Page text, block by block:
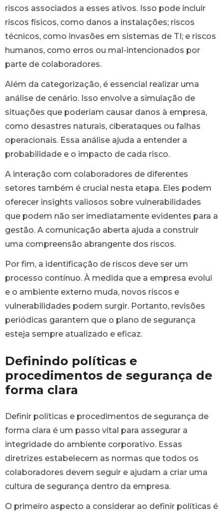
riscos associados a esses ativos. Isso pode incluir
riscos físicos, como danos a instalações; riscos
técnicos, como invasões em sistemas de TI; e riscos
humanos, como erros ou mal-intencionados por
parte de colaboradores.
Além da categorização, é essencial realizar uma
análise de cenário. Isso envolve a simulação de
situações que poderiam causar danos à empresa,
como desastres naturais, ciberataques ou falhas
operacionais. Essa análise ajuda a entender a
probabilidade e o impacto de cada risco.
A interação com colaboradores de diferentes
setores também é crucial nesta etapa. Eles podem
oferecer insights valiosos sobre vulnerabilidades
que podem não ser imediatamente evidentes para a
gestão. A comunicação aberta ajuda a construir
uma compreensão abrangente dos riscos.
Por fim, a identificação de riscos deve ser um
processo contínuo. À medida que a empresa evolui
e o ambiente externo muda, novos riscos e
vulnerabilidades podem surgir. Portanto, revisões
periódicas garantem que o plano de segurança
esteja sempre atualizado e eficaz.
Definindo políticas e
procedimentos de segurança de
forma clara
Definir políticas e procedimentos de segurança de
forma clara é um passo vital para assegurar a
integridade do ambiente corporativo. Essas
diretrizes estabelecem as normas que todos os
colaboradores devem seguir e ajudam a criar uma
cultura de segurança dentro da empresa.
O primeiro aspecto a considerar ao definir políticas é